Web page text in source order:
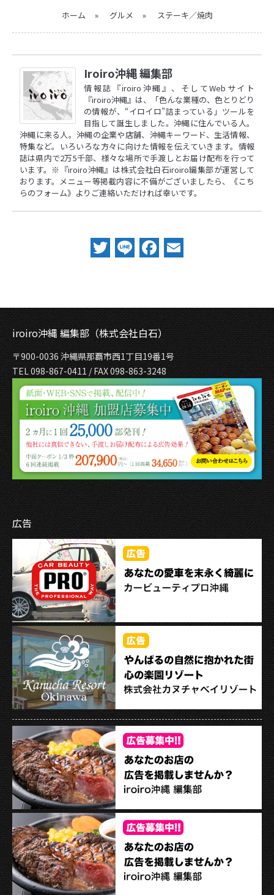
ホーム » グルメ » ステーキ／焼肉
Iroiro沖縄 編集部
情報誌『iroiro沖縄』、そしてWebサイト
『iroiro沖縄』は、「色んな業種の、色とりどり
の情報が、“イロイロ”詰まっている」ツールを
目指して誕生しました。沖縄に住んでいる人。
沖縄に来る人。沖縄の企業や店舗、沖縄キーワード、生活情報、
特集など。いろいろな方々に向けた情報を伝えていきます。情報
誌は県内で2万5千部、様々な場所で手渡しとお届け配布を行って
います。※『iroiro沖縄』は株式会社白石iroiro編集部が運営して
おります。メニュー等掲載内容に不備がございましたら、
《こち
らのフォーム》 よりご連絡いただければ幸いです。
Twitter
LineFacebook
iroiro沖縄 編集部（株式会社白石）
〒900-0036 沖縄県那覇市西1丁目19番1号
TEL 098-867-0411 / FAX 098-863-3248
広告